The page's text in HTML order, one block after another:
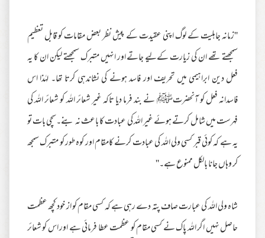
''زمانہ جاہلیت کے لوگ اپنی عقیدت کے پیش نظر بعض مقامات کو قابل تعظیم
سمجھتے تھے ان کی زیارت کےلیے جاتے اور انہیں متبرک سمجھتے لیکن ان کا یہ
فعل دین ابراہیمی میں تحریف اور فاسد ہونے کی نشاندہی کرتا تھا۔ لہٰذا اس
فاسدانہ فعل کو آنحضرتﷺ نے بند فرما دیا تاکہ غیر شعائر اللہ کو شعائر اللہ کی
فہرست میں شامل کرتے ہوئے غیر اللہ کی عبادت کا باعث نہ بنے۔سچی بات تو
یہ ہے کہ کوئی قبر کسی ولی اللہ کی عبادت کرنے کامقام اور کوہ طور کو متبرک سمجھ
کر وہاں جانا بالکل ممنوع ہے۔''
شاہ ولی اللہ کی عبارت صاف پتہ دے رہی ہے کہ کسی مقام کو از خود کچھ عظمت
حاصل نہیں اگر اللہ پاک نے کسی مقام کو عظمت عطا فرمائی ہے اور اس کو شعائر